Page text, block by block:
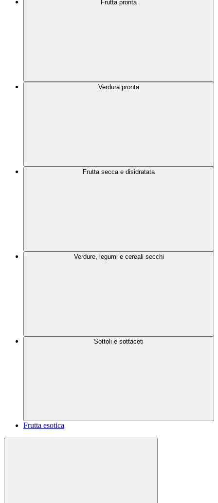
Frutta pronta
Verdura pronta
Frutta secca e disidratata
Verdure, legumi e cereali secchi
Sottoli e sottaceti
Frutta esotica